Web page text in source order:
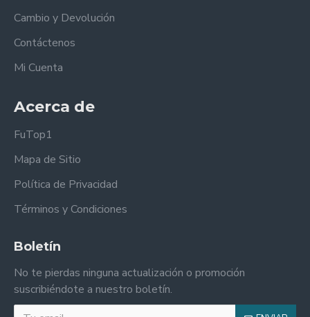
Cambio y Devolución
Contáctenos
Mi Cuenta
Acerca de
FuTop1
Mapa de Sitio
Política de Privacidad
Términos y Condiciones
Boletín
No te pierdas ninguna actualización o promoción
suscribiéndote a nuestro boletín.